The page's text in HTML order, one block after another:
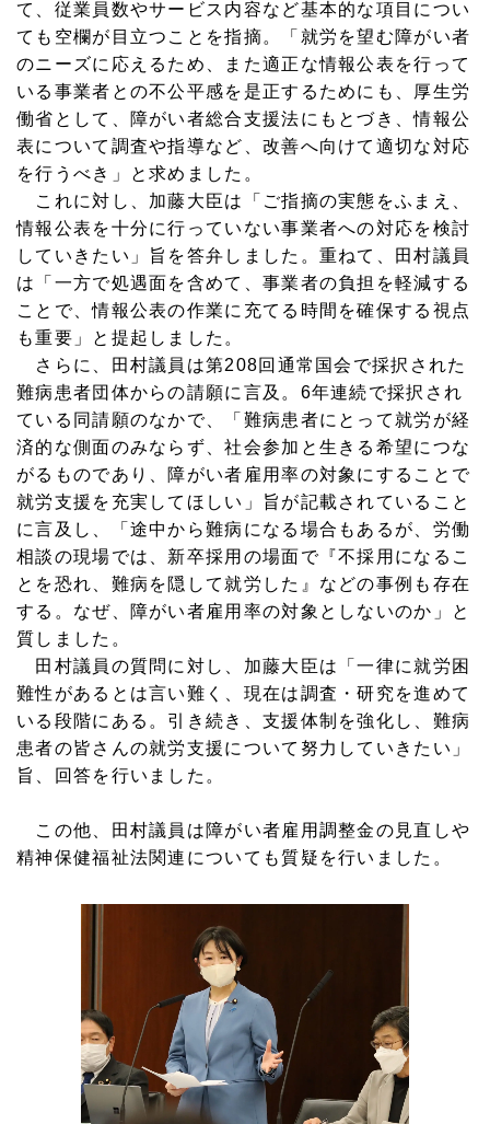
て、従業員数やサービス内容など基本的な項目につい
ても空欄が目立つことを指摘。「就労を望む障がい者
のニーズに応えるため、また適正な情報公表を行って
いる事業者との不公平感を是正するためにも、厚生労
働省として、障がい者総合支援法にもとづき、情報公
表について調査や指導など、改善へ向けて適切な対応
を行うべき」と求めました。
これに対し、加藤大臣は「ご指摘の実態をふまえ、
情報公表を十分に行っていない事業者への対応を検討
していきたい」旨を答弁しました。重ねて、田村議員
は「一方で処遇面を含めて、事業者の負担を軽減する
ことで、情報公表の作業に充てる時間を確保する視点
も重要」と提起しました。
さらに、田村議員は第208回通常国会で採択された
難病患者団体からの請願に言及。6年連続で採択され
ている同請願のなかで、「難病患者にとって就労が経
済的な側面のみならず、社会参加と生きる希望につな
がるものであり、障がい者雇用率の対象にすることで
就労支援を充実してほしい」旨が記載されていること
に言及し、「途中から難病になる場合もあるが、労働
相談の現場では、新卒採用の場面で『不採用になるこ
とを恐れ、難病を隠して就労した』などの事例も存在
する。なぜ、障がい者雇用率の対象としないのか」と
質しました。
田村議員の質問に対し、加藤大臣は「一律に就労困
難性があるとは言い難く、現在は調査・研究を進めて
いる段階にある。引き続き、支援体制を強化し、難病
患者の皆さんの就労支援について努力していきたい」
旨、回答を行いました。
この他、田村議員は障がい者雇用調整金の見直しや
精神保健福祉法関連についても質疑を行いました。